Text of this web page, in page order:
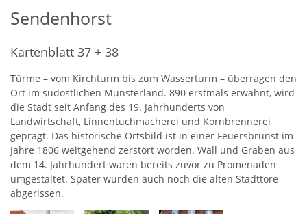
Sendenhorst
Kartenblatt 37 + 38
Türme – vom Kirchturm bis zum Wasserturm – überragen den
Ort im südöstlichen Münsterland. 890 erstmals erwähnt, wird
die Stadt seit Anfang des 19. Jahrhunderts von
Landwirtschaft, Linnentuchmacherei und Kornbrennerei
geprägt. Das historische Ortsbild ist in einer Feuersbrunst im
Jahre 1806 weitgehend zerstört worden. Wall und Graben aus
dem 14. Jahrhundert waren bereits zuvor zu Promenaden
umgestaltet. Später wurden auch noch die alten Stadttore
abgerissen.